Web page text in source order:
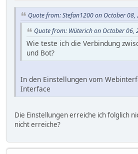
Quote from: Stefan1200 on October 08,
Quote from: Wüterich on October 06,
Wie teste ich die Verbindung
und Bot?
In den Einstellungen vom
Interface
Die Einstellungen erreiche ich folglich
nicht erreiche?